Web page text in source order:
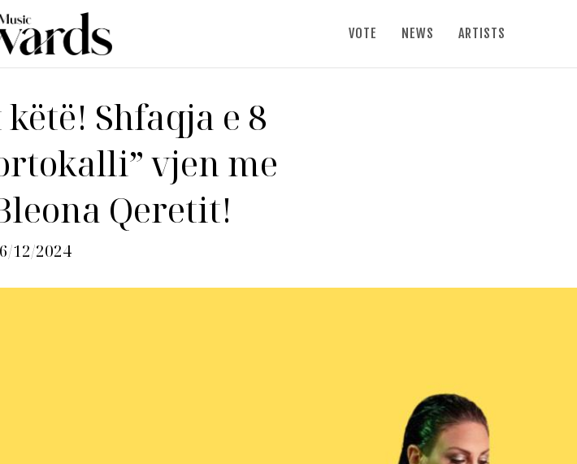
VOTE NEWS ARTISTS
Shfaqja e 8
vjen me
Qeretit!
12/2024